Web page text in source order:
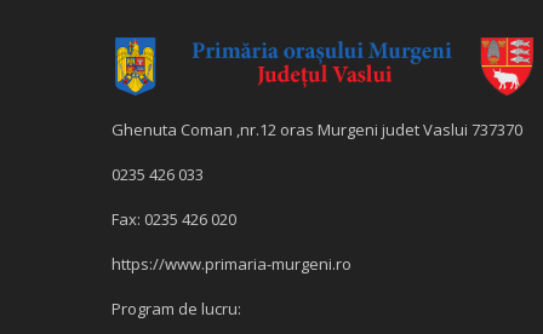
Ghenuta Coman ,nr.12 oras Murgeni judet Vaslui 737370
0235 426 033
Fax: 0235 426 020
https://www.primaria-murgeni.ro
Program de lucru: